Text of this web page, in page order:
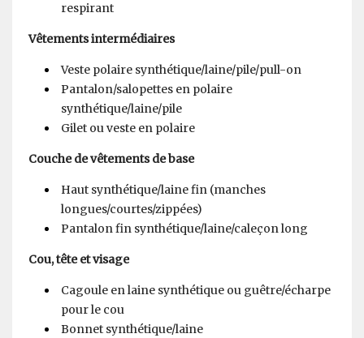
respirant
Vêtements intermédiaires
Veste polaire synthétique/laine/pile/pull-on
Pantalon/salopettes en polaire
synthétique/laine/pile
Gilet ou veste en polaire
Couche de vêtements de base
Haut synthétique/laine fin (manches
longues/courtes/zippées)
Pantalon fin synthétique/laine/caleçon long
Cou, tête et visage
Cagoule en laine synthétique ou guêtre/écharpe
pour le cou
Bonnet synthétique/laine